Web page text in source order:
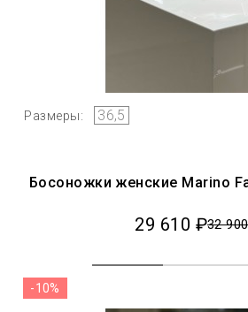
Размеры: 36,5
Босоножки женские Marino
29 610 ₽32
-10%